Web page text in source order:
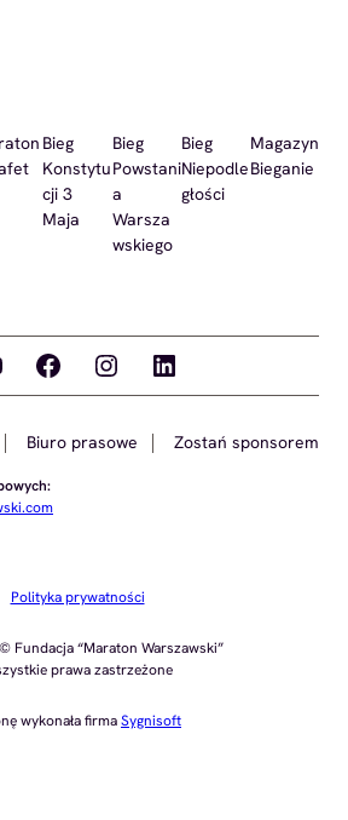
Bieg
Konstytu
cji 3
Maja
Bieg
Powstani
a
Warsza
wskiego
Bieg
Niepodle
głości
Magazyn
Bieganie
Facebook Instagram LinkedIn
Biuro prasowe Zostań sponsorem
Polityka prywatności
Fundacja “Maraton Warszawski”
prawa zastrzeżone
wykonała firmaSygnisoft